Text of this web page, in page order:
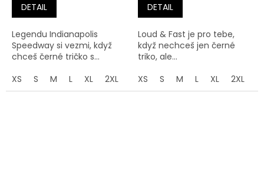
DETAIL
Legendu Indianapolis
Speedway si vezmi, když
chceš černé tričko s...
XS
S M L XL 2XL 3XL
DETAIL
Loud & Fast je pro tebe,
když nechceš jen černé
triko, ale...
XS
S M L XL 2XL